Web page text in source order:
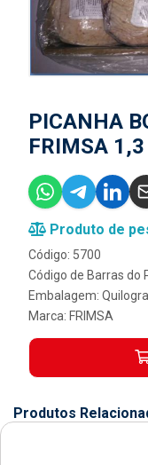
PICANHA
FRIMSA
Produto de
Código: 5700
Código de Barras do
Embalagem:
Marca: FRIMSA
Produtos